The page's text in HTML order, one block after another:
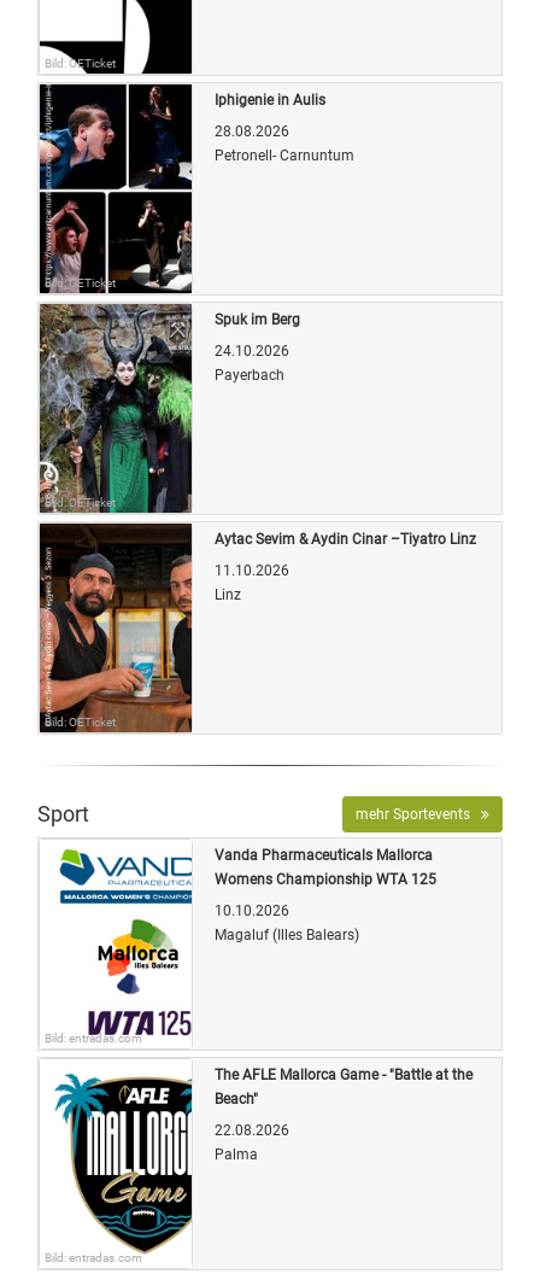
Bild: OETicket
Bild: OETicket
Iphigenie in Aulis
28.08.2026
Petronell- Carnuntum
Bild: OETicket
Spuk im Berg
24.10.2026
Payerbach
Bild: OETicket
Aytac Sevim & Aydin Cinar –Tiyatro Linz
11.10.2026
Linz
Sport mehr Sportevents
Bild: entradas.com
Vanda Pharmaceuticals Mallorca
Womens Championship WTA 125
10.10.2026
Magaluf (Illes Balears)
Bild: entradas.com
The AFLE Mallorca Game - "Battle at the
Beach"
22.08.2026
Palma